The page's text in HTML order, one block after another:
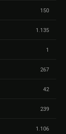
150
1.135
1
267
42
239
1.106